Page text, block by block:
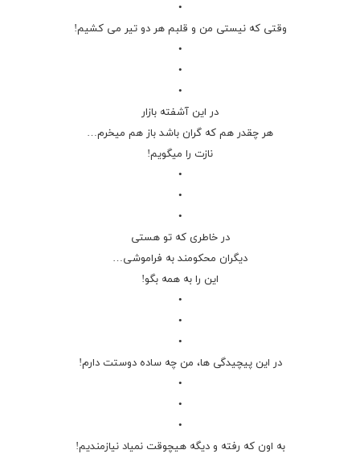
•
وقتی که نیستی من و قلبم هر دو تیر می کشیم!
•
•
•
در این آشفته بازار
هر چقدر هم که گران باشد باز هم میخرم…
نازت را میگویم!
•
•
•
در خاطری که تو هستی
دیگران محکومند به فراموشی…
این را به همه بگو!
•
•
•
در این پیچیدگی ها، من چه ساده دوستت دارم!
•
•
•
به اون که رفته و دیگه هیچوقت نمیاد نیازمندیم!